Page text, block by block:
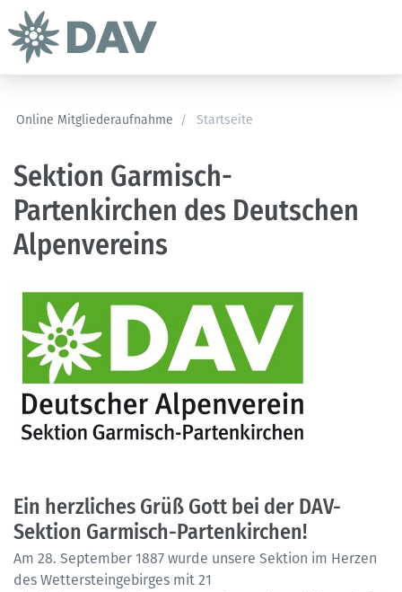
Online Mitgliederaufnahme / Startseite
Sektion Garmisch-
Partenkirchen des Deutschen
Alpenvereins
Ein herzliches Grüß Gott bei der DAV-
Sektion Garmisch-Partenkirchen!
Am 28. September 1887 wurde unsere Sektion im Herzen
des Wettersteingebirges mit 21